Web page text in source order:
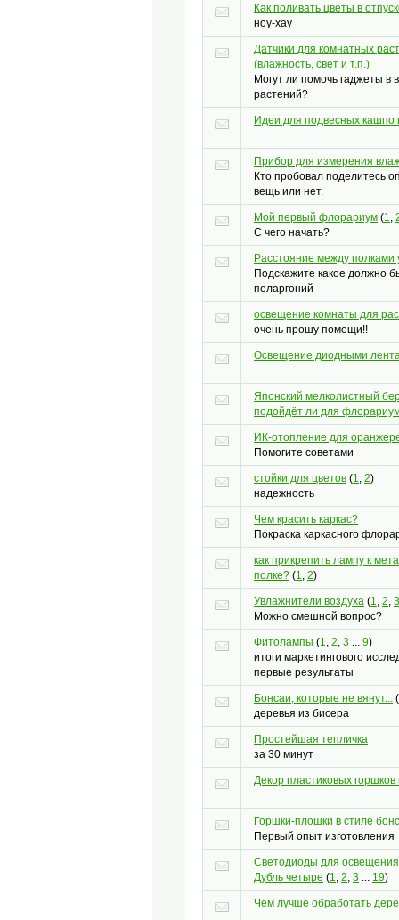
Как поливать цветы в
ноу-хау
Датчики для комнатных
(влажность, свет и т.п.)
Могут ли помочь гаджеты в
растений?
Идеи для подвесных кашпо
Прибор для измерения
Кто пробовал поделитесь
вещь или нет.
Мой первый флорариум (1,
С чего начать?
Расстояние между полками
Подскажите какое должно
пеларгоний
освещение комнаты для
очень прошу помощи!!
Освещение диодными
Японский мелколистный
подойдёт ли для
ИК-отопление для
Помогите советами
стойки для цветов (1, 2)
надежность
Чем красить каркас?
Покраска каркасного
как прикрепить лампу к
полке? (1, 2)
Увлажнители воздуха (1, 2, 3
Можно смешной вопрос?
Фитолампы (1, 2, 3 ... 9)
итоги маркетингового
первые результаты
Бонсаи, которые не вянут... (
деревья из бисера
Простейшая тепличка
за 30 минут
Декор пластиковых горшков
Горшки-плошки в стиле
Первый опыт изготовления
Светодиоды для
Дубль четыре (1, 2, 3 ... 19)
Чем лучше обработать